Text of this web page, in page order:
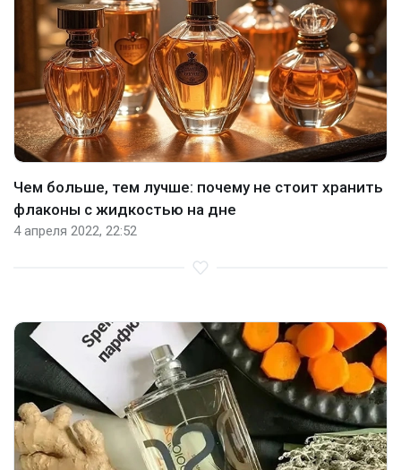
Чем больше, тем лучше: почему не стоит хранить
флаконы с жидкостью на дне
4 апреля 2022, 22:52